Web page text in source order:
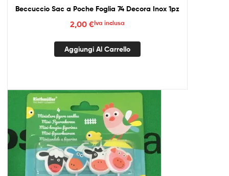
Beccuccio Sac a Poche Foglia 74 Decora Inox 1pz
2,00 €Iva inclusa
Aggiungi Al Carrello